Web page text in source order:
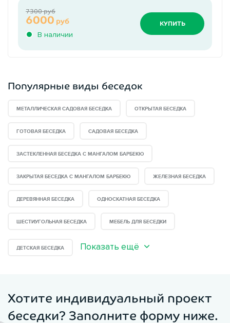
В наличии
6000 руб
7300 руб
КУПИТЬ
Популярные виды беседок
МЕТАЛЛИЧЕСКАЯ САДОВАЯ БЕСЕДКА ОТКРЫТАЯ БЕСЕДКА
ГОТОВАЯ БЕСЕДКА САДОВАЯ БЕСЕДКА
ЗАСТЕКЛЕННАЯ БЕСЕДКА С МАНГАЛОМ БАРБЕКЮ
ЗАКРЫТАЯ БЕСЕДКА С МАНГАЛОМ БАРБЕКЮ ЖЕЛЕЗНАЯ БЕСЕДКА
ДЕРЕВЯННАЯ БЕСЕДКА ОДНОСКАТНАЯ БЕСЕДКА
ШЕСТИУГОЛЬНАЯ БЕСЕДКА МЕБЕЛЬ ДЛЯ БЕСЕДКИ
ДЕТСКАЯ БЕСЕДКА Показать ещё
Хотите индивидуальный проект
беседки? Заполните форму ниже.